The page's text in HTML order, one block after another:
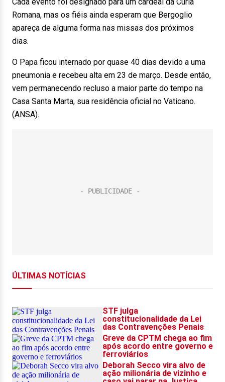
Romana, mas os fiéis ainda esperam que Bergoglio
apareça de alguma forma nas missas dos próximos
dias.
O Papa ficou internado por quase 40 dias devido a uma
pneumonia e recebeu alta em 23 de março. Desde então,
vem permanecendo recluso a maior parte do tempo na
Casa Santa Marta, sua residência oficial no Vaticano.
(ANSA).